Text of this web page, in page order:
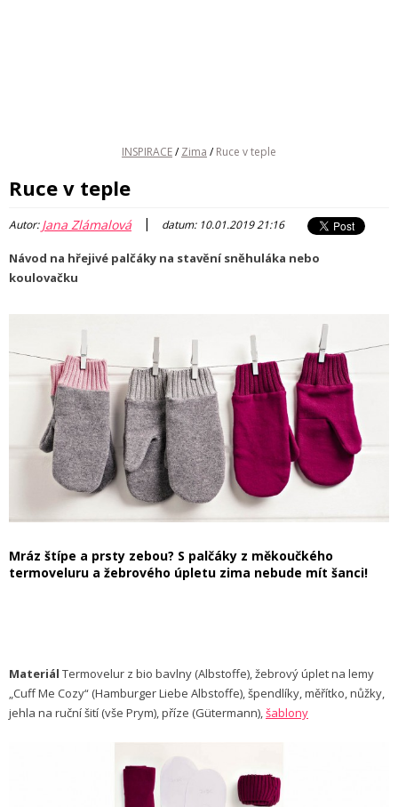
INSPIRACE/ Zima / Ruce v teple
Ruce v teple
Autor:Jana Zlámalová | datum: 10.01.2019 21:16
Návod na hřejivé palčáky na stavění sněhuláka nebo
koulovačku
Mráz štípe a prsty zebou? S palčáky z měkoučkého
termoveluru a žebrového úpletu zima nebude mít šanci!
Materiál Termovelur z bio bavlny (Albstoffe), žebrový úplet na lemy
„Cuff Me Cozy“ (Hamburger Liebe Albstoffe), špendlíky, měřítko, nůžky,
jehla na ruční šití (vše Prym), příze (Gütermann),šablony